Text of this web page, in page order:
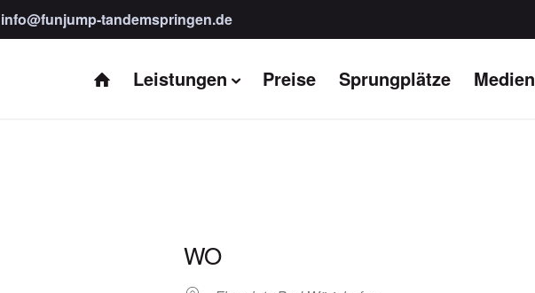
info@funjump-tandemspringen.de
Leistungen Preise Sprungplätze Medien
WO